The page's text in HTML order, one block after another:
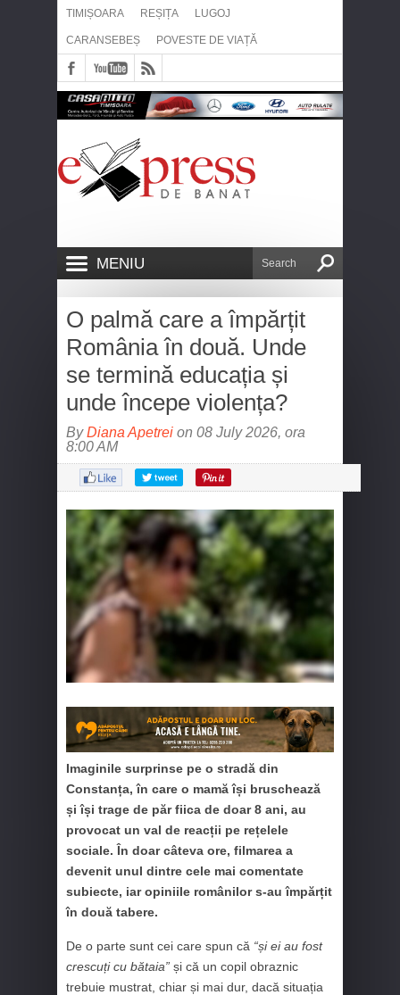
TIMIȘOARA REȘIȚA LUGOJ
CARANSEBEȘ POVESTE DE VIAȚĂ
MENIU
O palmă care a împărțit
România în două. Unde
se termină educația și
unde începe violența?
ByDiana Apetrei on 08 July 2026, ora
8:00 AM
Imaginile surprinse pe o stradă din
Constanța, în care o mamă își bruschează
și își trage de păr fiica de doar 8 ani, au
provocat un val de reacții pe rețelele
sociale. În doar câteva ore, filmarea a
devenit unul dintre cele mai comentate
subiecte, iar opiniile românilor s-au împărțit
în două tabere.
De o parte sunt cei care spun că “și ei au fost
crescuți cu bătaia” și că un copil obraznic
trebuie mustrat, chiar și mai dur, dacă situația